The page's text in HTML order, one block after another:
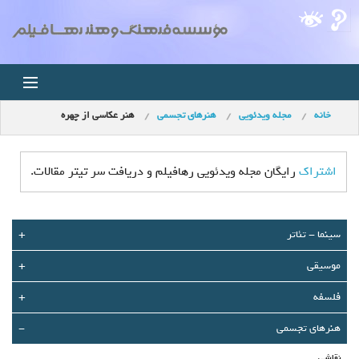
خانه
فروشگاه
مجله ویدئویی
کودک
خانه مجله ویدئویی هنرهای تجسمی هنر عکاسی از چهره
اشتراک رایگان مجله ویدئویی رهافیلم و دریافت سر تیتر مقالات.
سينما - تئاتر
+
موسیقی
+
فلسفه
+
هنرهای تجسمی
-